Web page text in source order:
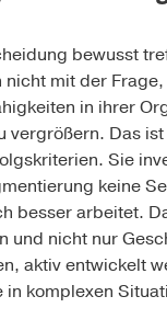
bewusst
mit der
in ihrer
vergrößern. Das
Sie
keine
besser arbeitet.
und nicht nur
aktiv entwickelt
komplexen